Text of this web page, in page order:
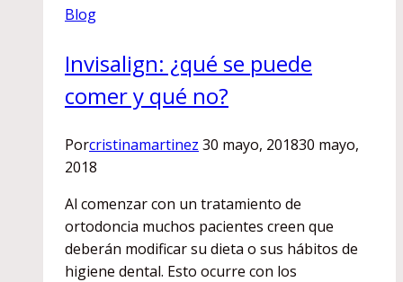
Blog
Invisalign: ¿qué se puede
comer y qué no?
Porcristinamartinez 30 mayo, 201830 mayo,
2018
Al comenzar con un tratamiento de
ortodoncia muchos pacientes creen que
deberán modificar su dieta o sus hábitos de
higiene dental. Esto ocurre con los